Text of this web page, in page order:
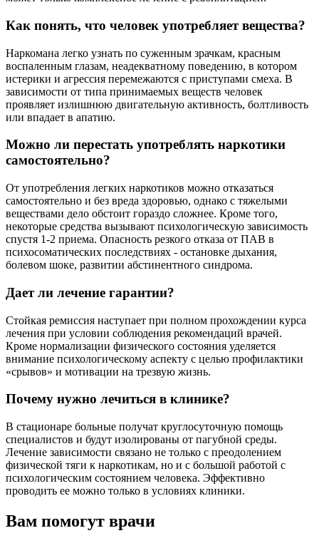
Как понять, что человек употребляет вещества?
Наркомана легко узнать по суженным зрачкам, красным
воспаленным глазам, неадекватному поведению, в котором
истерики и агрессия перемежаются с приступами смеха. В
зависимости от типа принимаемых веществ человек
проявляет излишнюю двигательную активность, болтливость
или впадает в апатию.
Можно ли перестать употреблять наркотики
самостоятельно?
От употребления легких наркотиков можно отказаться
самостоятельно и без вреда здоровью, однако с тяжелыми
веществами дело обстоит гораздо сложнее. Кроме того,
некоторые средства вызывают психологическую зависимость
спустя 1-2 приема. Опасность резкого отказа от ПАВ в
психосоматических последствиях - остановке дыхания,
болевом шоке, развитии абстинентного синдрома.
Дает ли лечение гарантии?
Стойкая ремиссия наступает при полном прохождении курса
лечения при условии соблюдения рекомендаций врачей.
Кроме нормализации физического состояния уделяется
внимание психологическому аспекту с целью профилактики
«срывов» и мотивации на трезвую жизнь.
Почему нужно лечиться в клинике?
В стационаре больные получат круглосуточную помощь
специалистов и будут изолированы от пагубной среды.
Лечение зависимости связано не только с преодолением
физической тяги к наркотикам, но и с большой работой с
психологическим состоянием человека. Эффективно
проводить ее можно только в условиях клиники.
Вам помогут врачи